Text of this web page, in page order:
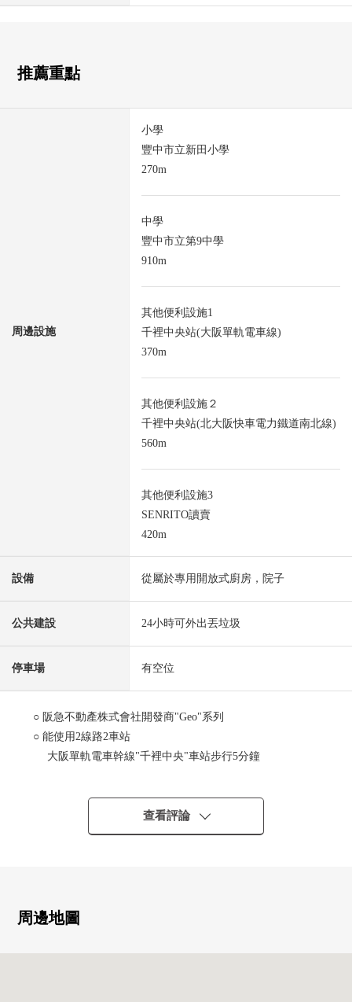
推薦重點
周邊設施
小學
豐中市立新田小學
270m
中學
豐中市立第9中學
910m
其他便利設施1
千裡中央站(大阪單軌電車線)
370m
其他便利設施２
千裡中央站(北大阪快車電力鐵道南北線)
560m
其他便利設施3
SENRITO讀賣
420m
設備 從屬於專用開放式廚房，院子
公共建設 24小時可外出丟垃圾
停車場 有空位
○ 阪急不動產株式會社開發商"Geo"系列
○ 能使用2線路2車站
大阪單軌電車幹線"千裡中央"車站步行5分鐘
○ 在南、東角室，通風良好
○ 家具配置的容易做的無效的桿設計
○ 從屬於約11.7平方公尺的Terrace，約10.08平方公尺的東西
查看評論
周邊地圖